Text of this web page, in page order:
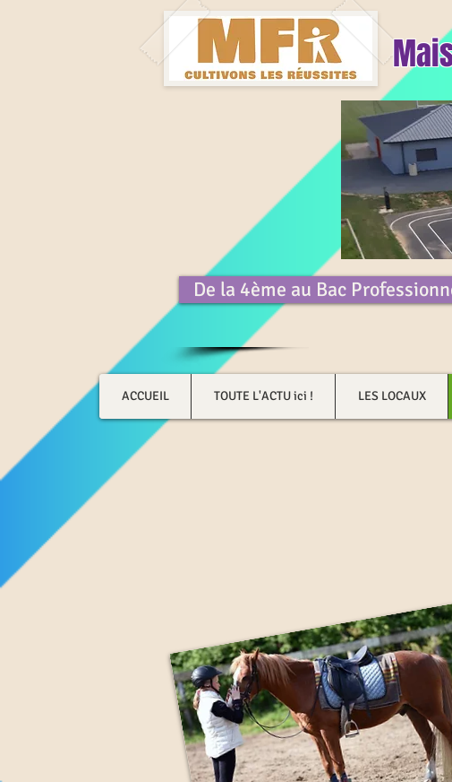
De la 4ème au Bac
ACCUEIL TOUTE L'ACTU ici ! LES LOCAUX